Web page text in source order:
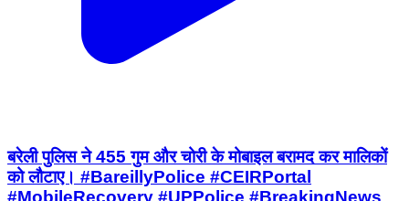
बरेली पुलिस ने 455 गुम और चोरी के मोबाइल बरामद कर मालिकों
को लौटाए। #BareillyPolice #CEIRPortal
#MobileRecovery #UPPolice #BreakingNews